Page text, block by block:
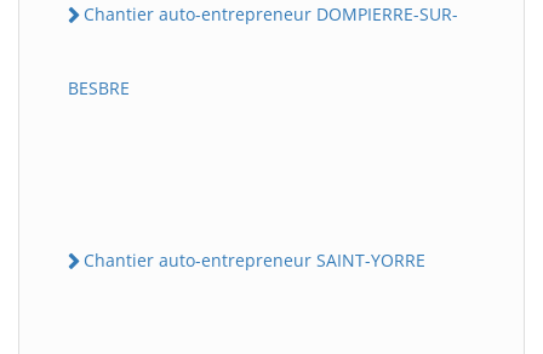
Chantier auto-entrepreneur DOMPIERRE-SUR-
BESBRE
Chantier auto-entrepreneur SAINT-YORRE